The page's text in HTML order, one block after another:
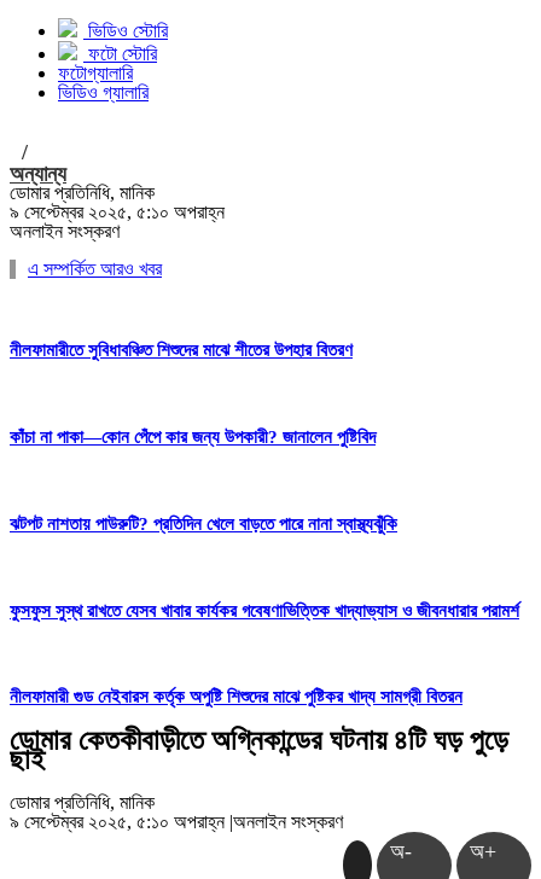
ভিডিও স্টোরি
ফটো স্টোরি
ফটোগ্যালারি
ভিডিও গ্যালারি
/
অন্যান্য
ডোমার প্রতিনিধি, মানিক
৯ সেপ্টেম্বর ২০২৫, ৫:১০ অপরাহ্ন
অনলাইন সংস্করণ
এ সম্পর্কিত আরও খবর
নীলফামারীতে সুবিধাবঞ্চিত শিশুদের মাঝে শীতের উপহার বিতরণ
কাঁচা না পাকা—কোন পেঁপে কার জন্য উপকারী? জানালেন পুষ্টিবিদ
ঝটপট নাশতায় পাউরুটি? প্রতিদিন খেলে বাড়তে পারে নানা স্বাস্থ্যঝুঁকি
ফুসফুস সুস্থ রাখতে যেসব খাবার কার্যকর গবেষণাভিত্তিক খাদ্যাভ্যাস ও জীবনধারার পরামর্শ
নীলফামারী গুড নেইবারস কর্তৃক অপুষ্টি শিশুদের মাঝে পুষ্টিকর খাদ্য সামগ্রী বিতরন
ডোমার কেতকীবাড়ীতে অগ্নিকান্ডের ঘটনায় ৪টি ঘড় পুড়ে
ছাই
ডোমার প্রতিনিধি, মানিক
৯ সেপ্টেম্বর ২০২৫, ৫:১০ অপরাহ্ন |অনলাইন সংস্করণ
অ- অ+